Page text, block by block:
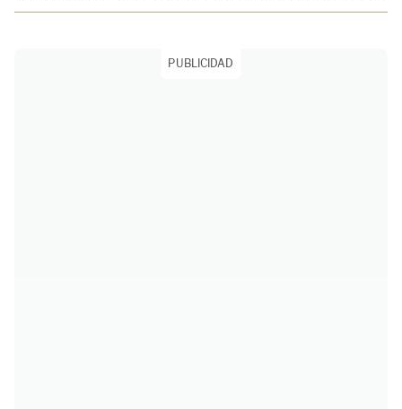
PUBLICIDAD